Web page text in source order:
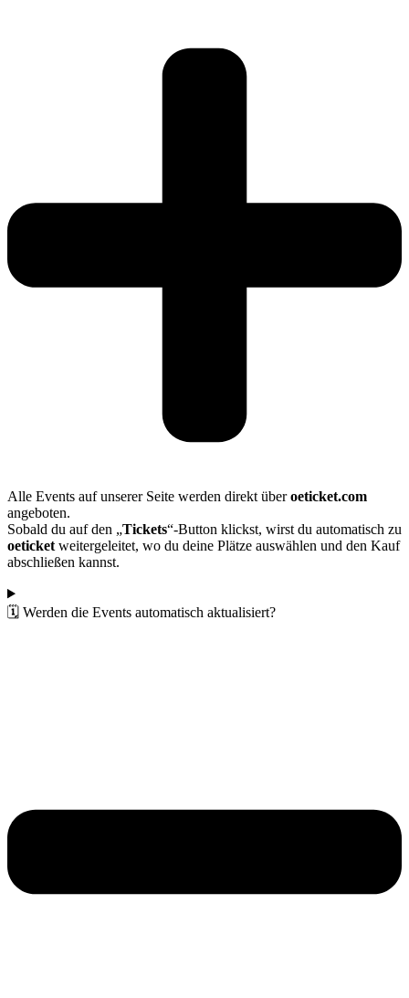
Alle Events auf unserer Seite werden direkt überoeticket.com
angeboten.
Sobald du auf den „Tickets“-Button klickst, wirst du automatisch zu
oeticketweitergeleitet, wo du deine Plätze auswählen und den Kauf
abschließen kannst.
🗓️ Werden die Events automatisch aktualisiert?